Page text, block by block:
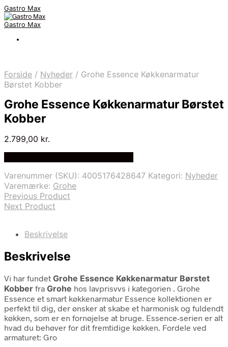
Gastro Max
Gastro Max
Forside / Nyheder / Grohe Essence Køkkenarmatur
Børstet Kobber
Grohe Essence Køkkenarmatur Børstet
Kobber
2.799,00 kr.
Varenummer (SKU): 4005176428647 Kategori: Nyheder
Varemærke: Grohe
Previous Product
Next Product
Beskrivelse
Beskrivelse
Vi har fundet Grohe Essence Køkkenarmatur Børstet
Kobber fra Grohe hos lavprisvvs i kategorien . Grohe
Essence et smart køkkenarmatur Essence kollektionen er
perfekt til dig, der ønsker at skabe et harmonisk og fuldendt
køkken, som er en fornøjelse at bruge. Essence-serien er alt
hvad du behøver for dit fremtidige køkken. Fordele ved
armaturet: Gro